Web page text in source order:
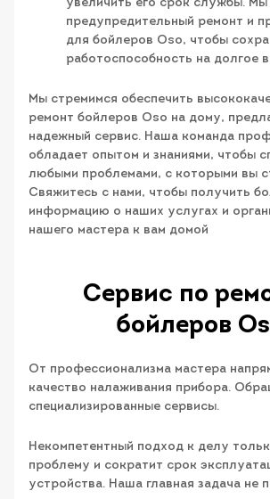
увеличить его срок службы. Мы
предупредительный ремонт и
для бойлеров Oso, чтобы
работоспособность на долгое
Мы стремимся обеспечить
ремонт бойлеров Oso на дому,
надежный сервис. Наша команда
обладает опытом и знаниями, чтобы
любыми проблемами, с которыми вы
Свяжитесь с нами, чтобы получить
информацию о наших услугах и
нашего мастера к вам домой
Сервис по
бойлеров
От профессионализма мастера
качество налаживания прибора.
специализированные сервисы.
Некомпетентный подход к делу
проблему и сократит срок
устройства. Наша главная задача не